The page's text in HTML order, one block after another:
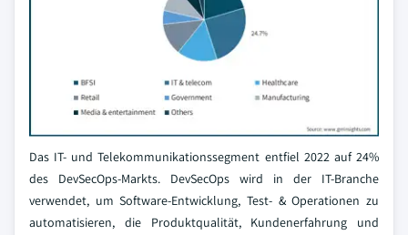
Das IT- und Telekommunikationssegment entfiel 2022 auf 24%
des DevSecOps-Markts. DevSecOps wird in der IT-Branche
verwendet, um Software-Entwicklung, Test- & Operationen zu
automatisieren, die Produktqualität, Kundenerfahrung und